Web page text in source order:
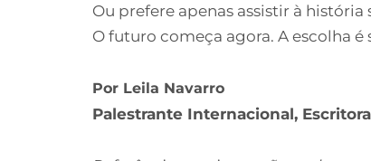
Ou prefere apenas assistir à
O futuro começa agora. A escolha é
Por Leila Navarro
Palestrante Internacional,